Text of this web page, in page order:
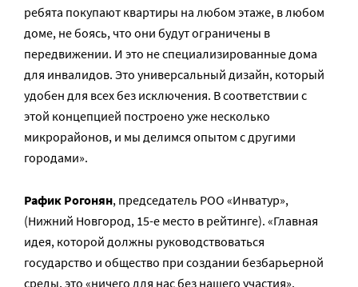
ребята покупают квартиры на любом этаже, в любом
доме, не боясь, что они будут ограничены в
передвижении. И это не специализированные дома
для инвалидов. Это универсальный дизайн, который
удобен для всех без исключения. В соответствии с
этой концепцией построено уже несколько
микрорайонов, и мы делимся опытом с другими
городами».
Рафик Рогонян, председатель РОО «Инватур»,
(Нижний Новгород, 15-е место в рейтинге). «Главная
идея, которой должны руководствоваться
государство и общество при создании безбарьерной
среды, это «ничего для нас без нашего участия».